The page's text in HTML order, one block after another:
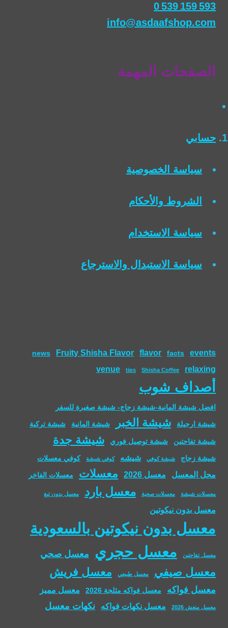
0 539 159 593
info@asdaafshop.com
الصفحات المهمة
حسابي
سياسة الخصوصية
الشروط والأحكام
سياسة الاستخدام
سياسة الاستبدال والاسترجاع
events
facts
flavor
Fruity Shisha Flavor
news
relaxing
Shisha Coffee
tips
venue
أصداف شوب
افضل شيشة المانية-شيشة زجاج- شيشة صغيرة للسفر
شيشة ارجيلة شيشة الخبر شيشة المانية شيشة تركية
شيشة تفاحتين شيشة توصيل فوري شيشة جدة
شيشة زجاج شيشة كوفي شيشه كوفي شيشة كوفي معسلات
محل المعسل معسل 2026 معسلات معسلات الفاخر
معسلات شيشة معسلات صحية معسل بارد معسل بدون تبغ
معسل بدون نيكوتين
معسل بدون نيكوتين بالسعودية
معسل تفاحتين معسل حجري معسل صحي
معسل صيفي معسل طبيعي معسل فريش
معسل فواكه معسل فواكه مثلجة 2026 معسل مميز
معسل منعش 2026 معسل نكهات فواكه نكهات معسل